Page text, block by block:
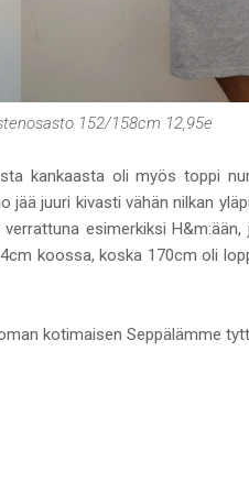
152/158cm 12,95e
kankaasta oli myös toppi
juuri kivasti vähän nilkan
esimerkiksi
koossa, koska 170cm oli
kotimaisen Seppälämme